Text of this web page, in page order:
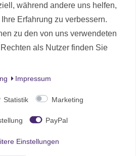
17592
Games Workshop
1 Stück
während andere uns helfen,
Erfahrung zu verbessern.
zu den von uns verwendeten
als Nutzer finden Sie
Impressum
Statistik Marketing
PayPal
Einstellungen